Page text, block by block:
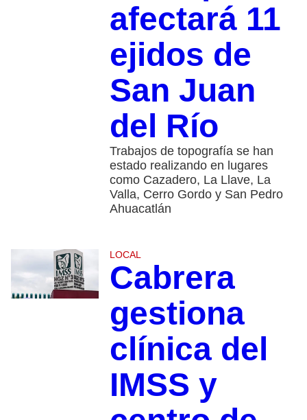
afectará 11
ejidos de
San Juan
del Río
Trabajos de topografía se han
estado realizando en lugares
como Cazadero, La Llave, La
Valla, Cerro Gordo y San Pedro
Ahuacatlán
LOCAL
Cabrera
gestiona
clínica del
IMSS y